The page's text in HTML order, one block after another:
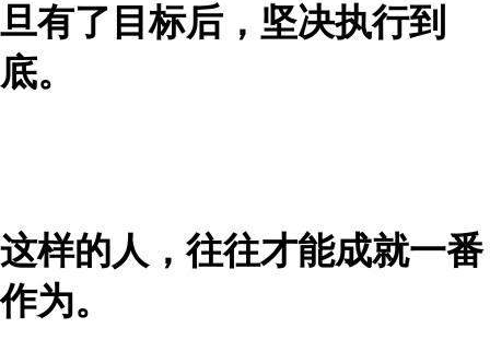
旦有了目标后，坚决执行到
底。
这样的人，往往才能成就一番
作为。